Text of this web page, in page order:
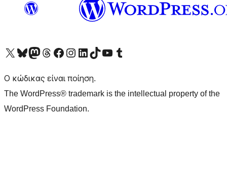
Visit our X (formerly Twitter) account
Visit our Bluesky account
Επισκεφθείτε τον λογαριασμό μας στο Mastodon
Visit our Threads account
Επισκεφτείτε τη σελίδα μας στο Facebook
Επισκεφθείτε τον λογαριασμό μας Instagram
Επισκεφθείτε τον λογαριασμό μας LinkedIn
Visit our TikTok account
Visit our YouTube channel
Visit our Tumblr account
Ο κώδικας είναι ποίηση.
The WordPress® trademark is the intellectual property of the
WordPress Foundation.